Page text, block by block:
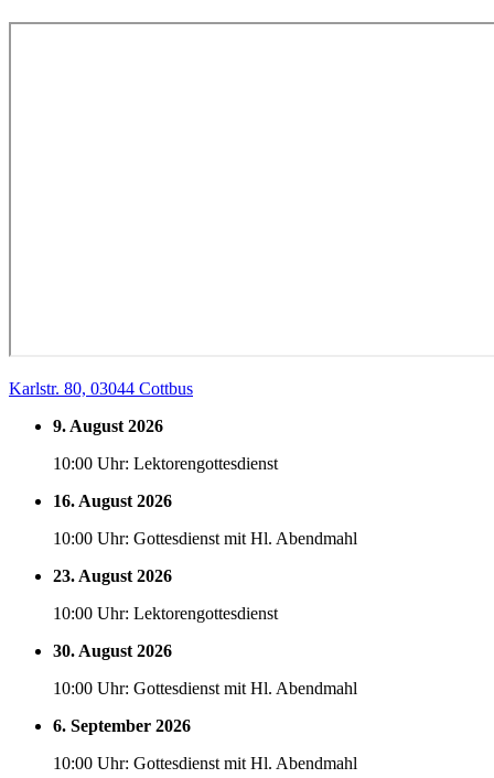
Karlstr. 80, 03044 Cottbus
9. August 2026
10:00 Uhr: Lektorengottesdienst
16. August 2026
10:00 Uhr: Gottesdienst mit Hl. Abendmahl
23. August 2026
10:00 Uhr: Lektorengottesdienst
30. August 2026
10:00 Uhr: Gottesdienst mit Hl. Abendmahl
6. September 2026
10:00 Uhr: Gottesdienst mit Hl. Abendmahl